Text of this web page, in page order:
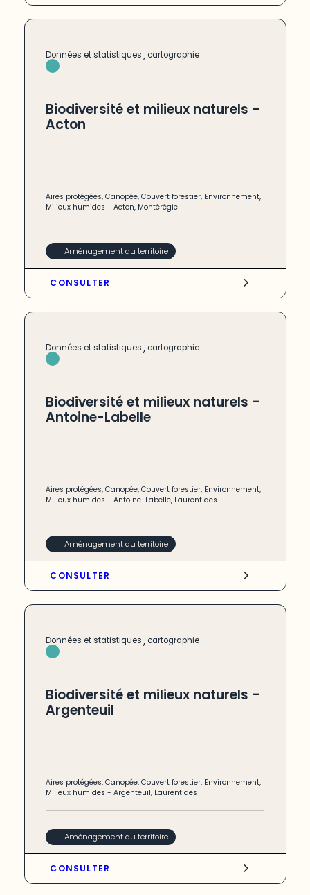
Données et statistiques, cartographie
Biodiversité et milieux naturels –
Acton
Aires protégées,Canopée,Couvert forestier, Environnement,
Milieux humides -Acton, Montérégie
Aménagement du territoire
CONSULTER
Données et statistiques, cartographie
Biodiversité et milieux naturels –
Antoine-Labelle
Aires protégées,Canopée,Couvert forestier, Environnement,
Milieux humides -Antoine-Labelle, Laurentides
Aménagement du territoire
CONSULTER
Données et statistiques, cartographie
Biodiversité et milieux naturels –
Argenteuil
Aires protégées,Canopée,Couvert forestier, Environnement,
Milieux humides -Argenteuil, Laurentides
Aménagement du territoire
CONSULTER